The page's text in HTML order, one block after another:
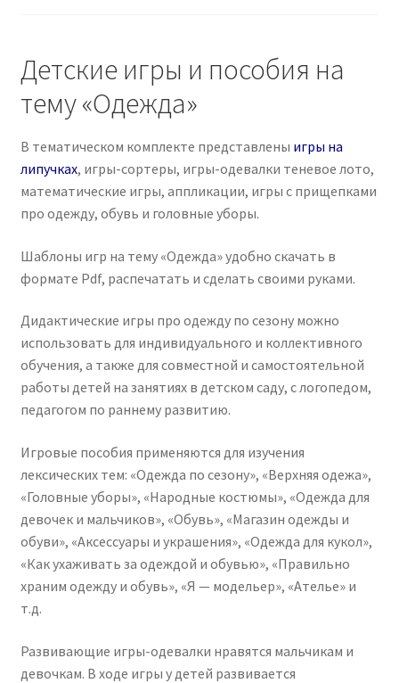
Детские игры и пособия на
тему «Одежда»
В тематическом комплекте представлены игры на
липучках, игры-сортеры, игры-одевалки теневое лото,
математические игры, аппликации, игры с прищепками
про одежду, обувь и головные уборы.
Шаблоны игр на тему «Одежда» удобно скачать в
формате Pdf, распечатать и сделать своими руками.
Дидактические игры про одежду по сезону можно
использовать для индивидуального и коллективного
обучения, а также для совместной и самостоятельной
работы детей на занятиях в детском саду, с логопедом,
педагогом по раннему развитию.
Игровые пособия применяются для изучения
лексических тем: «Одежда по сезону», «Верхняя одежа»,
«Головные уборы», «Народные костюмы», «Одежда для
девочек и мальчиков», «Обувь», «Магазин одежды и
обуви», «Аксессуары и украшения», «Одежда для кукол»,
«Как ухаживать за одеждой и обувью», «Правильно
храним одежду и обувь», «Я — модельер», «Ателье» и
т.д.
Развивающие игры-одевалки нравятся мальчикам и
девочкам. В ходе игры у детей развивается